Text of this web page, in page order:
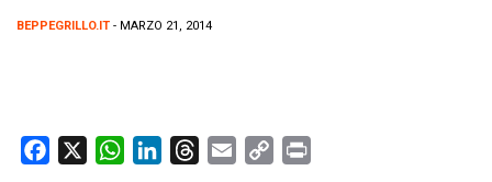
BEPPEGRILLO.IT - MARZO 21, 2014
W